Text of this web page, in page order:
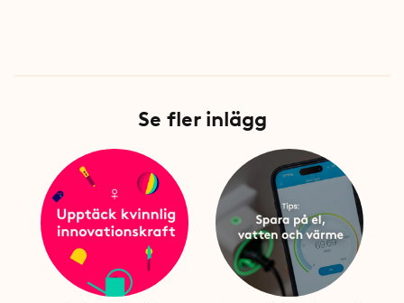
Se fler inlägg